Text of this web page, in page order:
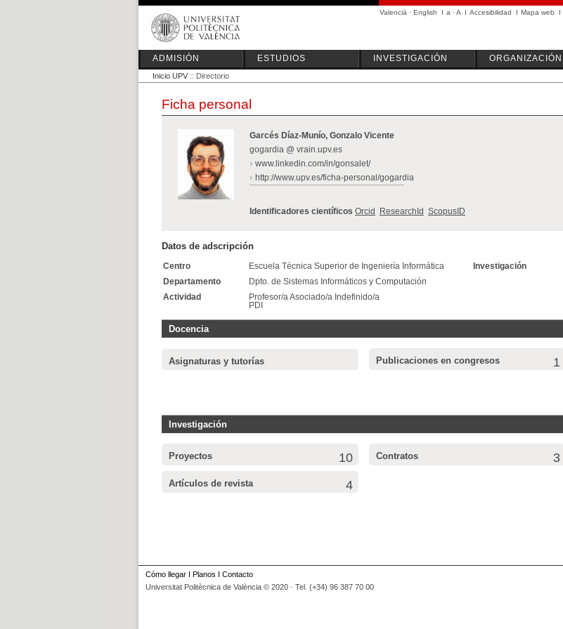
Valencià · English I a ·A I Accesibilidad I Mapa web I
ADMISIÓN ESTUDIOS INVESTIGACIÓN ORGANIZACIÓN
Inicio UPV :: Directorio
Ficha personal
Garcés Díaz-Munío, Gonzalo Vicente
gogardia @ vrain.upv.es
www.linkedin.com/in/gonsalet/
http://www.upv.es/ficha-personal/gogardia
Identificadores científicos Orcid ResearchId ScopusID
Datos de adscripción
Centro
Escuela Técnica Superior de Ingeniería Informática
Departamento
Dpto. de Sistemas Informáticos y Computación
Actividad
Profesor/a Asociado/a Indefinido/a
PDI
Investigación
Docencia
Asignaturas y tutorías Publicaciones en congresos 1
Investigación
Proyectos 10 Contratos 3
Artículos de revista 4
Cómo llegar I Planos I Contacto
Universitat Politècnica de València © 2020 · Tel. (+34) 96 387 70 00